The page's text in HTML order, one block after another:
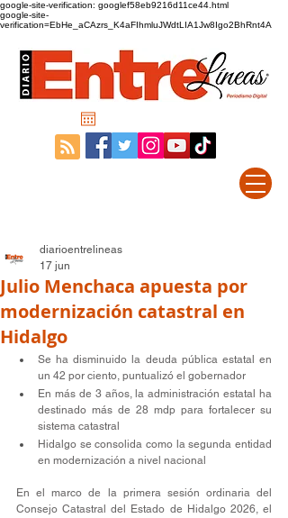
google-site-verification: googlef58eb9216d11ce44.html
google-site-
verification=EbHe_aCAzrs_K4aFIhmluJWdtLIA1Jw8Igo2BhRnt4A
Julio Menchaca apuesta por
modernización catastral en
Hidalgo
diarioentrelineas
17 jun
Se ha disminuido la deuda pública estatal en
un 42 por ciento, puntualizó el gobernador
En más de 3 años, la administración estatal ha
destinado más de 28 mdp para fortalecer su
sistema catastral
Hidalgo se consolida como la segunda entidad
en modernización a nivel nacional
En el marco de la primera sesión ordinaria del
Consejo Catastral del Estado de Hidalgo 2026, el